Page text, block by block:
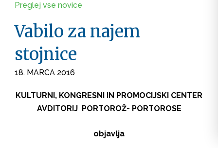
Preglej vse novice
Vabilo za najem
stojnice
18. MARCA 2016
KULTURNI, KONGRESNI IN PROMOCIJSKI CENTER
AVDITORIJ PORTOROŽ- PORTOROSE
objavlja